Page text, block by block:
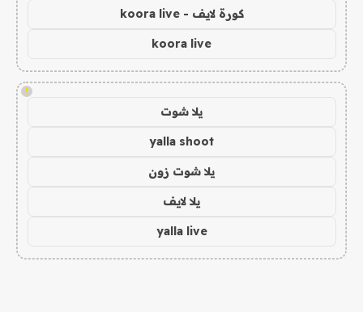
كورة لايف - koora live
koora live
!
يلا شوت
yalla shoot
يلا شوت زون
يلا لايف
yalla live